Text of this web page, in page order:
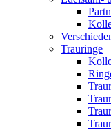
Trauringe